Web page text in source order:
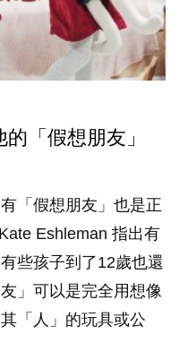
「假想朋友」
「假想朋友」也是正
Eshleman 指出有
些孩子到了12歲也還
」可以是完全用想像
「人」的玩具或公